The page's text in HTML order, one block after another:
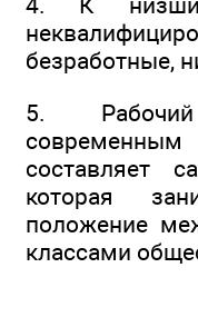
безработные,
5.
составляет
которая
положение
классами